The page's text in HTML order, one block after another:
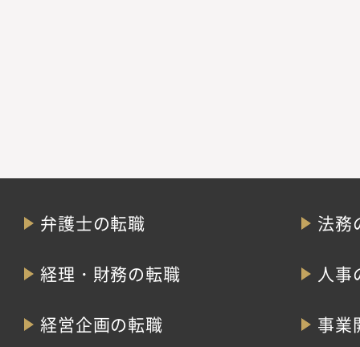
弁護士の転職 法務
経理・財務の転職 人事
経営企画の転職 事業